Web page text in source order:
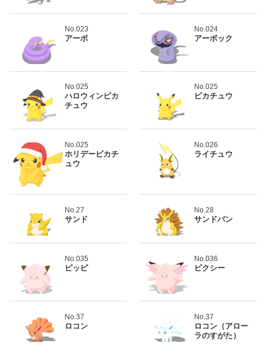
No.023
アーボ
No.024
アーボック
No.025
ハロウィンピカ
チュウ
No.025
ピカチュウ
No.025
ホリデーピカチ
ュウ
No.026
ライチュウ
No.27
サンド
No.28
サンドパン
No.035
ピッピ
No.036
ピクシー
No.37
ロコン
No.37
ロコン（アロー
ラのすがた）